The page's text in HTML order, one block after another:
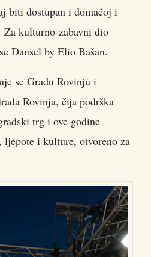
biti dostupan i domaćoj i
kulturno-zabavni dio
Dansel by Elio Bašan.
se Gradu Rovinju i
Rovinja, čija podrška
trg i ove godine
ljepote i kulture, otvoreno za